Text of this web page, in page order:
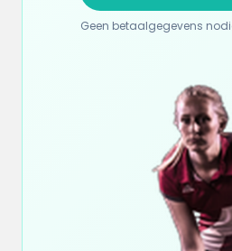
Geen betaalgegevens